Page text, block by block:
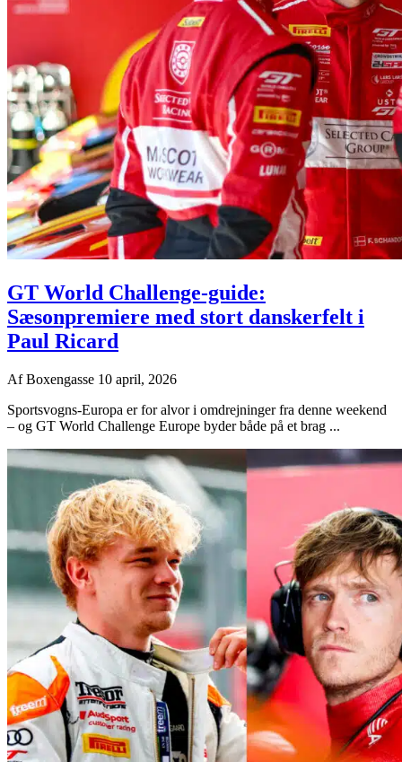
GT World Challenge-guide:
Sæsonpremiere med stort danskerfelt i
Paul Ricard
AfBoxengasse 10 april, 2026
Sportsvogns-Europa er for alvor i omdrejninger fra denne weekend
– og GT World Challenge Europe byder både på et brag ...